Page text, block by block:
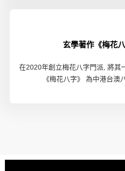
玄學著作《梅花
在2020年創立梅花八字門派, 將其
《梅花八字》 為中港台澳